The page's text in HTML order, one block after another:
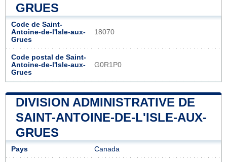
GRUES
Code de Saint-
Antoine-de-l'Isle-aux-
Grues
18070
Code postal de Saint-
Antoine-de-l'Isle-aux-
Grues
G0R1P0
DIVISION ADMINISTRATIVE DE
SAINT-ANTOINE-DE-L'ISLE-AUX-
GRUES
Pays Canada